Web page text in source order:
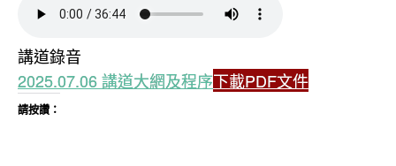
講道錄音
2025.07.06 講道大網及程序下載PDF文件
請按讚：